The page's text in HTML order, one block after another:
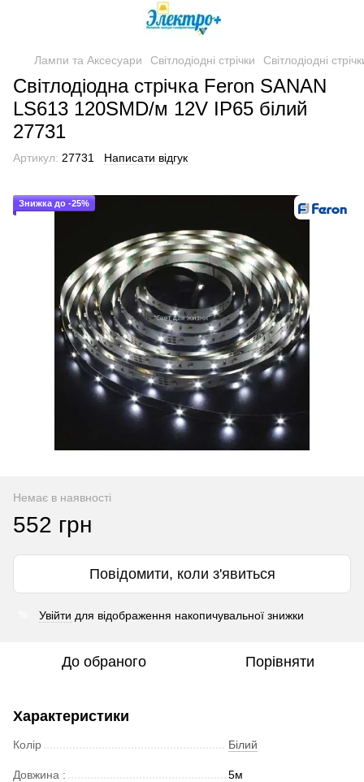
Лампи та Аксесуари Світлодіодні стрічки Світлодіодні
Світлодіодна стрічка Feron SANAN
LS613 120SMD/м 12V IP65 білий
27731
Артикул: 27731 Написати відгук
Знижка до -25%
Немає в наявності
552 грн
Повідомити, коли з'явиться
Увійти для відображення накопичувальної знижки
До обраного Порівняти
Характеристики
Колір Білий
Довжина : 5м